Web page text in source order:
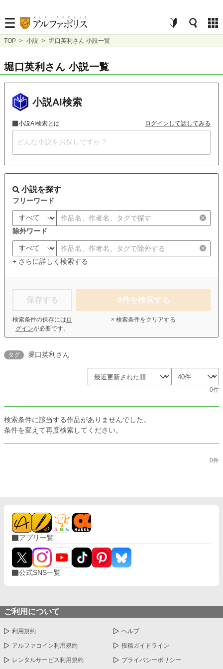
TOP > 小説 > 堀口英利さん 小説一覧
堀口英利さん 小説一覧
小説AI検索
小説AI検索とは ログインして話してみる
小説を探す
フリーワード
除外ワード
+ さらに詳しく検索する
保存する
検索条件の保存には ロ
グインが必要です。
0件を検索する
× 検索条件をクリアする
タグ 堀口英利さん
0件
検索条件に該当する作品がありませんでした。
条件を変えて再度検索してください。
0件
アプリ一覧
公式SNS一覧
ご利用について
利用規約 ヘルプ
アルファコイン利用規約 投稿ガイドライン
レンタルサービス利用規約 プライバシーポリシー